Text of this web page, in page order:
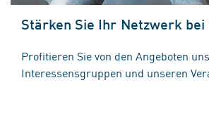
Stärken Sie Ihr Netzwerk bei
Profitieren Sie von den Angeboten
Interessensgruppen und unseren